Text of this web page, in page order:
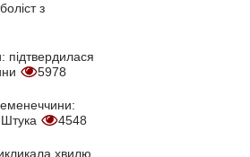
з
підтвердилася
5978
Штука
4548
хвилю